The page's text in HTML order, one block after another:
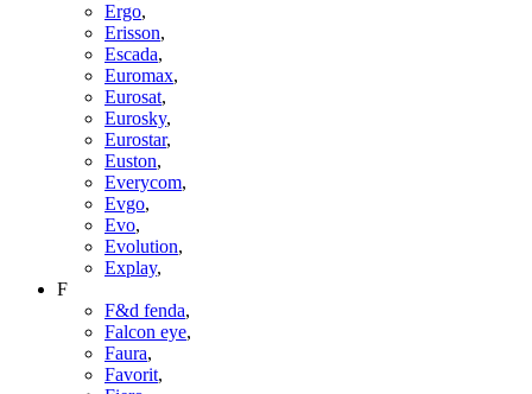
Ergo,
Erisson,
Escada,
Euromax,
Eurosat,
Eurosky,
Eurostar,
Euston,
Everycom,
Evgo,
Evo,
Evolution,
Explay,
F
F&d fenda,
Falcon eye,
Faura,
Favorit,